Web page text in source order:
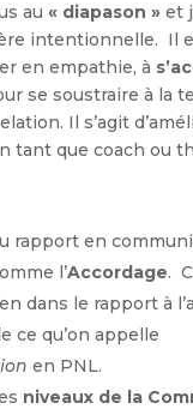
au « diapason » et
intentionnelle. Il
en empathie, à
se soustraire à la
Il s’agit
tant que coach ou
rapport en
l’Accordage.
dans le rapport à
ce qu’on appelle
en PNL.
niveaux de la